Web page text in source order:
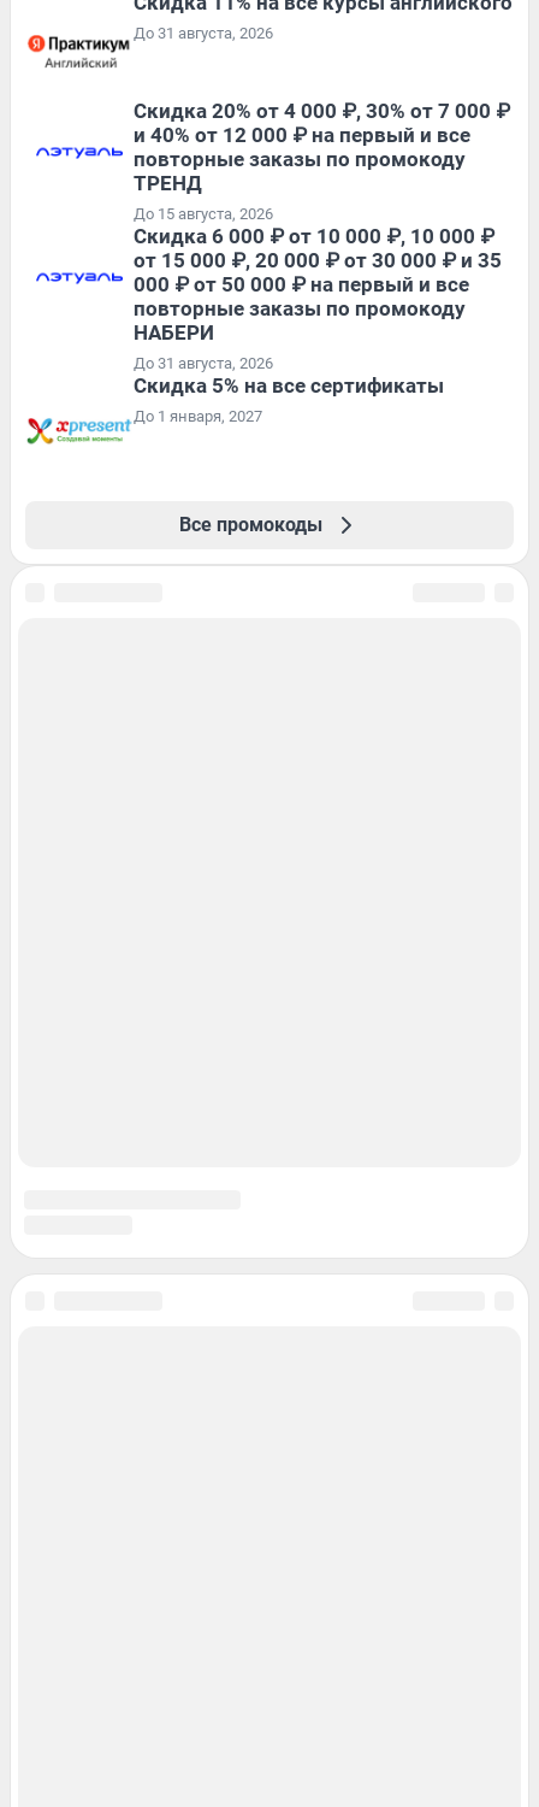
До 31 августа, 2026
Скидка 20% от 4 000 ₽, 30% от 7 000 ₽
и 40% от 12 000 ₽ на первый и все
повторные заказы по промокоду
ТРЕНД
До 15 августа, 2026
Скидка 6 000 ₽ от 10 000 ₽, 10 000 ₽
от 15 000 ₽, 20 000 ₽ от 30 000 ₽ и 35
000 ₽ от 50 000 ₽ на первый и все
повторные заказы по промокоду
НАБЕРИ
До 31 августа, 2026
Скидка 5% на все сертификаты
До 1 января, 2027
Все промокоды